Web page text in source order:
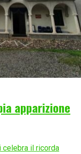
apparizione
celebra il ricorda